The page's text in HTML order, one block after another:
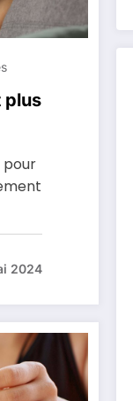
plus
pour
2024